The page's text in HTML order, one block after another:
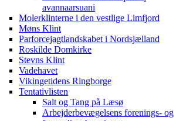
avannaarsuani
Molerklinterne i den vestlige Limfjord
Møns Klint
Parforcejagtlandskabet i Nordsjælland
Roskilde Domkirke
Stevns Klint
Vadehavet
Vikingetidens Ringborge
Tentativlisten
Salt og Tang på Læsø
Arbejderbevægelsens forenings- og